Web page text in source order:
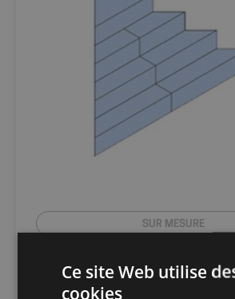
SUR MESURE
Escaliers d’angle pour
Ce site Web utilise
cookies